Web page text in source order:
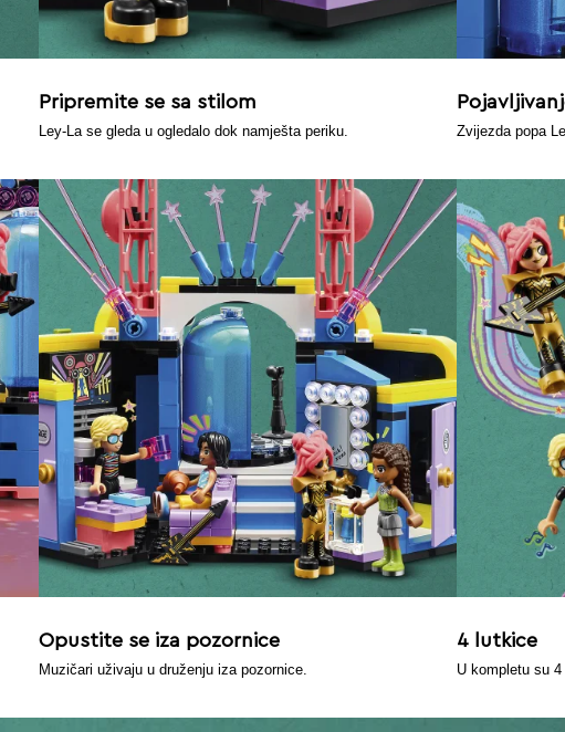
Pripremite se sa stilom
Ley-La se gleda u ogledalo dok namješta periku. Zvijezda popa
Opustite se iza pozornice
Muzičari uživaju u druženju iza pozornice.
4 lutkice
U kompletu su